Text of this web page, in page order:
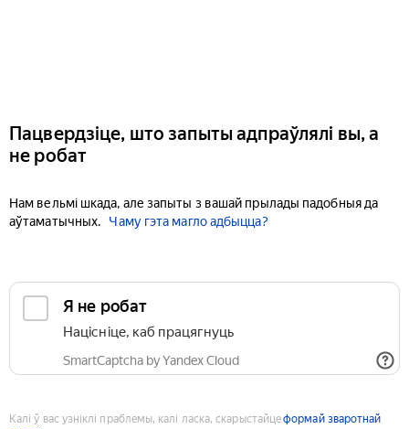
Пацвердзіце, што запыты адпраўлялі вы, а
не робат
Нам вельмі шкада, але запыты з вашай прылады падобныя да
аўтаматычных.
Чаму гэта магло адбыцца?
Я не робат
Націсніце, каб працягнуць
SmartCaptcha by Yandex Cloud
Калі ў вас узніклі праблемы, калі ласка, скарыстайцеформай зваротнай